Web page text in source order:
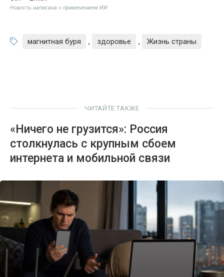
Новость написана с применением ИИ
магнитная буря , здоровье , Жизнь страны
ЧИТАЙТЕ ТАКЖЕ
«Ничего не грузится»: Россия
столкнулась с крупным сбоем
интернета и мобильной связи